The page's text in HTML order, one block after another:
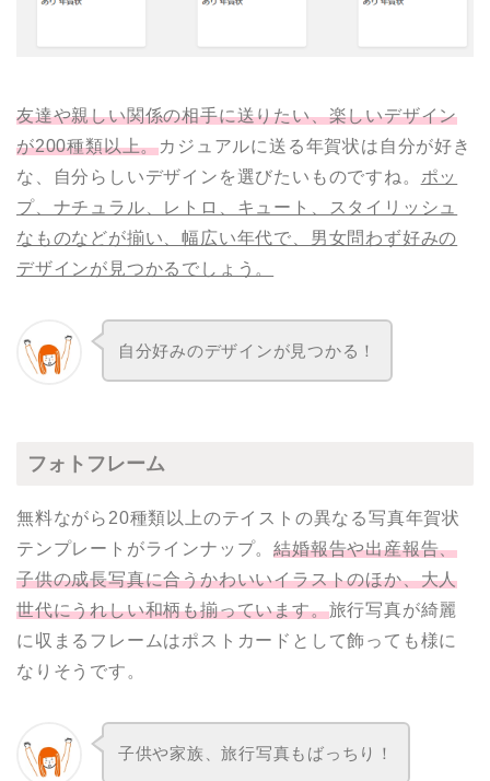
友達や親しい関係の相手に送りたい、楽しいデザイン
が200種類以上。カジュアルに送る年賀状は自分が好き
な、自分らしいデザインを選びたいものですね。 ポッ
プ、ナチュラル、レトロ、キュート、スタイリッシュ
なものなどが揃い、幅広い年代で、男女問わず好みの
デザインが見つかるでしょう。
自分好みのデザインが見つかる！
フォトフレーム
無料ながら20種類以上のテイストの異なる写真年賀状
テンプレートがラインナップ。結婚報告や出産報告、
子供の成長写真に合うかわいいイラストのほか、大人
世代にうれしい和柄も揃っています。旅行写真が綺麗
に収まるフレームはポストカードとして飾っても様に
なりそうです。
子供や家族、旅行写真もばっちり！